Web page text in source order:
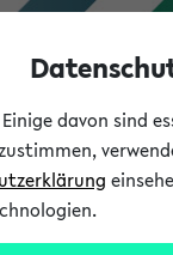
davon